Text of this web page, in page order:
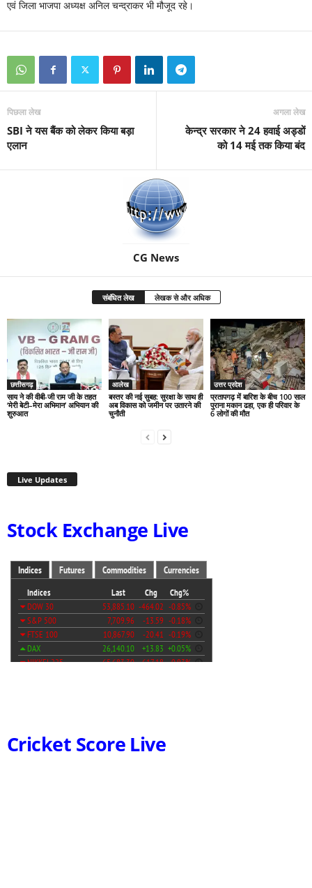
एवं जिला भाजपा अध्यक्ष अनिल चन्द्राकर भी मौजूद रहे।
पिछला लेख
SBI ने यस बैंक को लेकर किया बड़ा
एलान
अगला लेख
केन्द्र सरकार ने 24 हवाई अड्डों
को 14 मई तक किया बंद
CG News
संबंधित लेख लेखक से और अधिक
छत्तीसगढ़
साय ने की वीबी-जी राम जी के तहत
‘मेरी बेटी–मेरा अभिमान’ अभियान की
शुरुआत
आलेख
बस्तर की नई सुबह: सुरक्षा के साथ ही
अब विकास को जमीन पर उतारने की
चुनौती
उत्तर प्रदेश
प्रतापगढ़ में बारिश के बीच 100 साल
पुराना मकान ढहा, एक ही परिवार के
6 लोगों की मौत
Live Updates
Stock Exchange Live
Cricket Score Live